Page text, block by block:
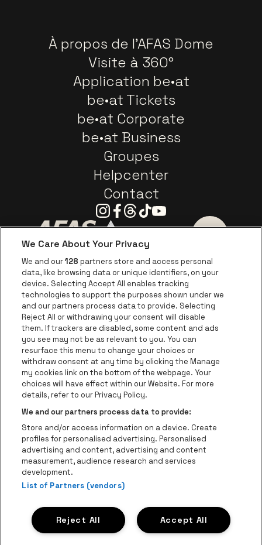
À propos de l'AFAS Dome
Visite à 360°
Application be•at
be•at Tickets
be•at Corporate
be•at Business
Groupes
Helpcenter
Contact
Instagram
Facebook
Threads
TiktokYoutube
Visitez le
Visitez le site de Europcar
Visitez le site
Visitez le site de Coca-Cola
Visitez le site de Red Bull
Visitez le
Visitez le site de Champagne Pommery
Visitez le site de Le
Visitez le site de Le logo Lillet en
Visitez le site
AFAS Dome fait partie de be•at
AFAS Dome
Schijnpoortweg 119, 2170 Anvers
Be-At Venues
Schijnpoortweg 119, 2170 Anvers
BTW (BE) 0461.051.688 - RPR Antwerpen
BNP Paribas Fortis - IBAN: BE93 2200 4925 0067 - BIC:
GEBABEBB
ProclaimerCookiesManage my cookiesPrivacy
We Care About Your Privacy
We and our128 partners store and access personal
data, like browsing data or unique identifiers, on your
device. Selecting Accept All enables tracking
technologies to support the purposes shown under we
and our partners process data to provide. Selecting
Reject All or withdrawing your consent will disable
them. If trackers are disabled, some content and ads
you see may not be as relevant to you. You can
resurface this menu to change your choices or
withdraw consent at any time by clicking the Manage
my cookies link on the bottom of the webpage. Your
choices will have effect within our Website. For more
details, refer to our Privacy Policy.
We and our partners process data to provide:
Store and/or access information on a device. Create
profiles for personalised advertising. Personalised
advertising and content, advertising and content
measurement, audience research and services
development.
List of Partners (vendors)
Accept All
Reject All